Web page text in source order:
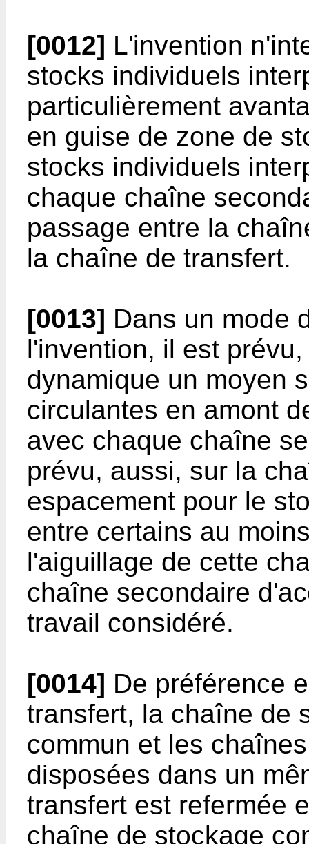
[0012] L'invention
stocks individuels
particulièrement
en guise de zone de
stocks individuels
chaque chaîne
passage entre la
la chaîne de transfert.
[0013] Dans un mode
l'invention, il est
dynamique un moyen
circulantes en amont
avec chaque chaîne
prévu, aussi, sur la
espacement pour le
entre certains au
l'aiguillage de cette
chaîne secondaire
travail considéré.
[0014] De préférence
transfert, la chaîne de
commun et les
disposées dans un
transfert est refermée
chaîne de stockage